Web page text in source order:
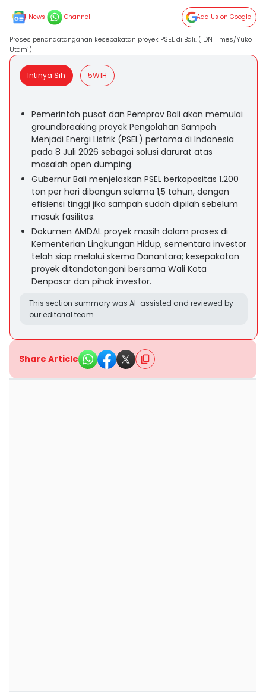
News Channel Add Us on Google
Proses penandatanganan kesepakatan proyek PSEL di Bali. (IDN Times/Yuko
Utami)
Intinya Sih 5W1H
Pemerintah pusat dan Pemprov Bali akan memulai
groundbreaking proyek Pengolahan Sampah
Menjadi Energi Listrik (PSEL) pertama di Indonesia
pada 8 Juli 2026 sebagai solusi darurat atas
masalah open dumping.
Gubernur Bali menjelaskan PSEL berkapasitas 1.200
ton per hari dibangun selama 1,5 tahun, dengan
efisiensi tinggi jika sampah sudah dipilah sebelum
masuk fasilitas.
Dokumen AMDAL proyek masih dalam proses di
Kementerian Lingkungan Hidup, sementara investor
telah siap melalui skema Danantara; kesepakatan
proyek ditandatangani bersama Wali Kota
Denpasar dan pihak investor.
This section summary was AI-assisted and reviewed by
our editorial team.
Share Article